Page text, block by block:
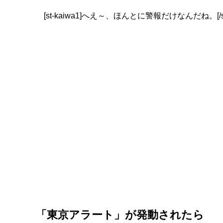
[st-kaiwa1]へえ～、ほんとに警報だけなんだね。[/
「東京アラート」が発動されたら